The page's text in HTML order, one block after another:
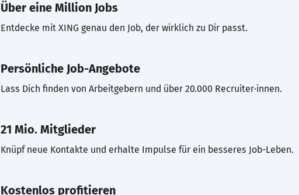
Über eine Million Jobs
Entdecke mit XING genau den Job, der wirklich zu Dir passt.
Persönliche Job-Angebote
Lass Dich finden von Arbeitgebern und über 20.000 Recruiter·innen.
21 Mio. Mitglieder
Knüpf neue Kontakte und erhalte Impulse für ein besseres Job-Leben.
Kostenlos profitieren